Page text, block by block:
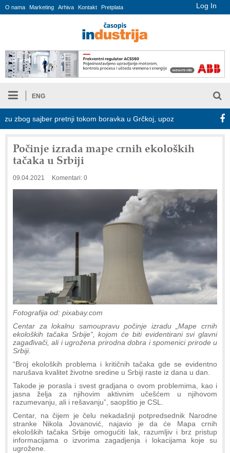
Log In
O nama Marketing Arhiva Kontakt Pretplata
ENG
sajber pretnji tokom boravka u Grčkoj, upozorava Kaspersky
Počinje izrada mape crnih ekoloških
tačaka u Srbiji
09.04.2021 Komentari: 0
Fotografija od: pixabay.com
Centar za lokalnu samoupravu počinje izradu „Mape crnih
ekoloških tačaka Srbije“, kojom će biti evidentirani svi glavni
zagađivači, ali i ugrožena prirodna dobra i spomenici prirode u
Srbiji.
“Broj ekoloških problema i kritičnih tačaka gde se evidentno
narušava kvalitet životne sredine u Srbiji raste iz dana u dan.
Takode je porasla i svest gradjana o ovom problemima, kao i
jasna želja za njihovim aktivnim učešćem u njihovom
razumevanju, ali i rešavanju”, saopštio je CSL.
Centar, na čijem je čelu nekadašnji potpredsednik Narodne
stranke Nikola Jovanović, najavio je da će Mapa crnih
ekoloških tačaka Srbije omogućiti lak, razumljiv i brz pristup
informacijama o izvorima zagadjenja i lokacijama koje su
ugrožene.